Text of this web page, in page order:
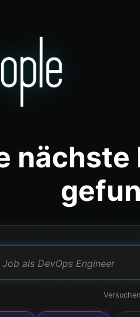
nächste
als Developer
als DevOps Engineer
Ansprechpartner